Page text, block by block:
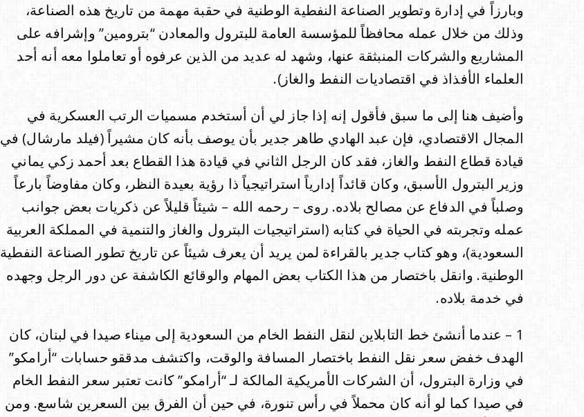
وبارزاً في إدارة وتطوير الصناعة النفطية الوطنية في حقبة مهمة من تاريخ هذه الصناعة،
وذلك من خلال عمله محافظاً للمؤسسة العامة للبترول والمعادن “بترومين” وإشرافه على
المشاريع والشركات المنبثقة عنها، وشهد له عديد من الذين عرفوه أو تعاملوا معه أنه أحد
العلماء الأفذاذ في اقتصاديات النفط والغاز).
وأضيف هنا إلى ما سبق فأقول إنه إذا جاز لي أن أستخدم مسميات الرتب العسكرية في
المجال الاقتصادي، فإن عبد الهادي طاهر جدير بأن يوصف بأنه كان مشيراً (فيلد مارشال) في
قيادة قطاع النفط والغاز، فقد كان الرجل الثاني في قيادة هذا القطاع بعد أحمد زكي يماني
وزير البترول الأسبق، وكان قائداً إدارياً استراتيجياً ذا رؤية بعيدة النظر، وكان مفاوضاً بارعاً
وصلباً في الدفاع عن مصالح بلاده. روى – رحمه الله – شيئاً قليلاً عن ذكريات بعض جوانب
عمله وتجربته في الحياة في كتابه (استراتيجيات البترول والغاز والتنمية في المملكة العربية
السعودية)، وهو كتاب جدير بالقراءة لمن يريد أن يعرف شيئاً عن تاريخ تطور الصناعة النفطية
الوطنية. وانقل باختصار من هذا الكتاب بعض المهام والوقائع الكاشفة عن دور الرجل وجهده
في خدمة بلاده.
1 – عندما أنشئ خط التابلاين لنقل النفط الخام من السعودية إلى ميناء صيدا في لبنان، كان
الهدف خفض سعر نقل النفط باختصار المسافة والوقت، واكتشف مدققو حسابات “أرامكو”
في وزارة البترول، أن الشركات الأمريكية المالكة لـ “أرامكو” كانت تعتبر سعر النفط الخام
في صيدا كما لو أنه كان محملاً في رأس تنورة، في حين أن الفرق بين السعرين شاسع. ومن